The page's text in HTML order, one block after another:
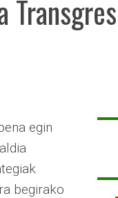
egin
begirako